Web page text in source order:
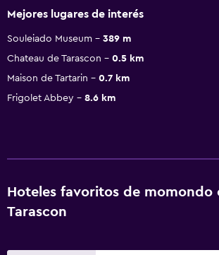
Mejores lugares de interés
Souleiado Museum
389 m
Chateau de Tarascon
0.5 km
Maison de Tartarin
0.7 km
Frigolet Abbey
8.6 km
Hoteles favoritos de momondo
Tarascon